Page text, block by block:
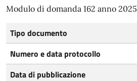
Modulo di domanda 162 anno 2025
Tipo documento
Numero e data protocollo
Data di pubblicazione